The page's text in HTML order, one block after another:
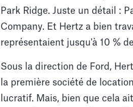
Park Ridge. Juste un détail :
Company. Et Hertz a bien
représentaient jusqu'à 10 %
Sous la direction de Ford,
la première société de
lucratif. Mais, bien que cela